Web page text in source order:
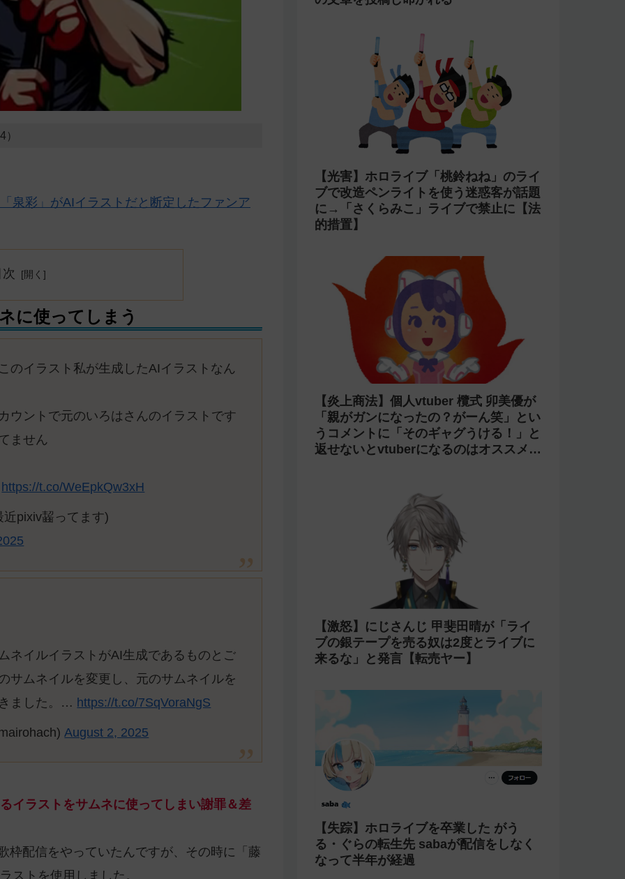
泉彩」がAIイラストだと断定したファンア
に使ってしまう
のイラスト私が生成したAIイラストなん
ウントで元のいろはさんのイラストです
ません
https://t.co/WeEpkQw3xH
pixiv齧ってます)
ネイルイラストがAI生成であるものとご
サムネイルを変更し、元のサムネイルを
ました。… https://t.co/7SqVoraNgS
August 2, 2025
イラストをサムネに使ってしまい謝罪＆差
枠配信をやっていたんですが、その時に「藤
ストを使用しました。
【光害】ホロライブ「桃鈴ねね」のライ
ブで改造ペンライトを使う迷惑客が話題
に→「さくらみこ」ライブで禁止に【法
的措置】
【炎上商法】個人vtuber 欖式 卯美優が
「親がガンになったの？がーん笑」とい
うコメントに「そのギャグうける！」と
返せないとvtuberになるのはオススメし
【激怒】にじさんじ 甲斐田晴が「ライ
ブの銀テープを売る奴は2度とライブに
来るな」と発言【転売ヤー】
【失踪】ホロライブを卒業した がう
る・ぐらの転生先 sabaが配信をしなく
なって半年が経過